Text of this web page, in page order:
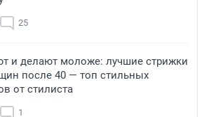
25
и делают моложе: лучшие стрижки
после 40 — топ стильных
от стилиста
1